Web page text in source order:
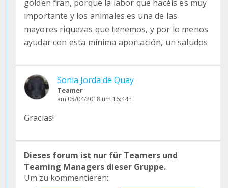
golden fran, porque la labor que hacéis es muy
importante y los animales es una de las
mayores riquezas que tenemos, y por lo menos
ayudar con esta mínima aportación, un saludos
Sonia Jorda de Quay
Teamer
am 05/04/2018 um 16:44h
Gracias!
Dieses forum ist nur für Teamers und
Teaming Managers dieser Gruppe.
Um zu kommentieren: